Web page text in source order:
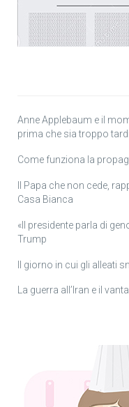
Anne Applebaum e il
prima che sia troppo tardi
Come funziona la
Il Papa che non cede,
Casa Bianca
«Il presidente parla di
Trump
Il giorno in cui gli alleati
La guerra all’Iran e il